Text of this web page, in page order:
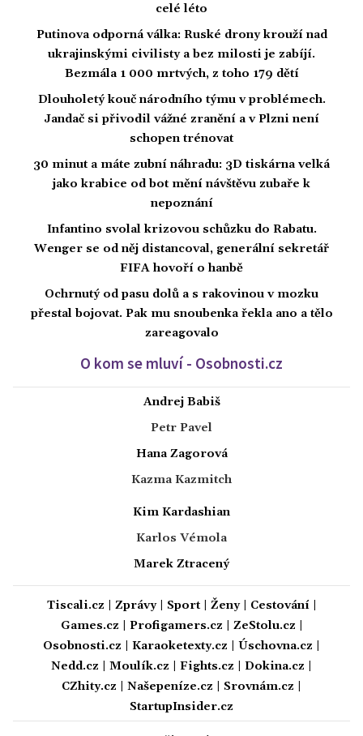
celé léto
Putinova odporná válka: Ruské drony krouží nad
ukrajinskými civilisty a bez milosti je zabíjí.
Bezmála 1 000 mrtvých, z toho 179 dětí
Dlouholetý kouč národního týmu v problémech.
Jandač si přivodil vážné zranění a v Plzni není
schopen trénovat
30 minut a máte zubní náhradu: 3D tiskárna velká
jako krabice od bot mění návštěvu zubaře k
nepoznání
Infantino svolal krizovou schůzku do Rabatu.
Wenger se od něj distancoval, generální sekretář
FIFA hovoří o hanbě
Ochrnutý od pasu dolů a s rakovinou v mozku
přestal bojovat. Pak mu snoubenka řekla ano a tělo
zareagovalo
O kom se mluví - Osobnosti.cz
Andrej Babiš
Petr Pavel
Hana Zagorová
Kazma Kazmitch
Kim Kardashian
Karlos Vémola
Marek Ztracený
Tiscali.cz Zprávy| Sport| Ženy| Cestování|
Games.cz
Profigamers.cz ZeStolu.cz
Osobnosti.cz
Karaoketexty.cz Úschovna.cz
Nedd.cz
Moulík.cz Fights.cz Dokina.cz
CZhity.cz
Našepeníze.cz Srovnám.cz
StartupInsider.cz